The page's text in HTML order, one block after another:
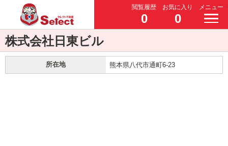
閲覧履歴
0
お気に入り
0
メニュー
株式会社日東ビル
所在地 熊本県八代市通町6-23